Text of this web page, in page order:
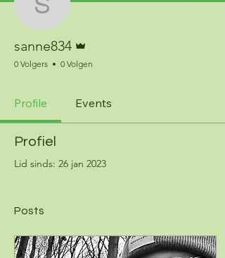
sanne834
sanne834
0 Volgers 0 Volgen
Profile Events
Profiel
Lid sinds: 26 jan 2023
Posts